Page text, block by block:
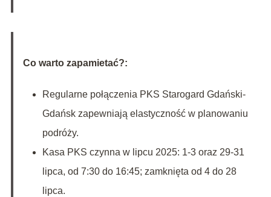
Co warto zapamietać?:
Regularne połączenia PKS Starogard Gdański-
Gdańsk zapewniają elastyczność w planowaniu
podróży.
Kasa PKS czynna w lipcu 2025: 1-3 oraz 29-31
lipca, od 7:30 do 16:45; zamknięta od 4 do 28
lipca.